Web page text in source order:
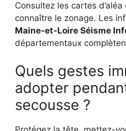
Consultez les cartes
connaître le zonage. Les
Maine-et-Loire Séisme
départementaux
Quels gestes
adopter
secousse ?